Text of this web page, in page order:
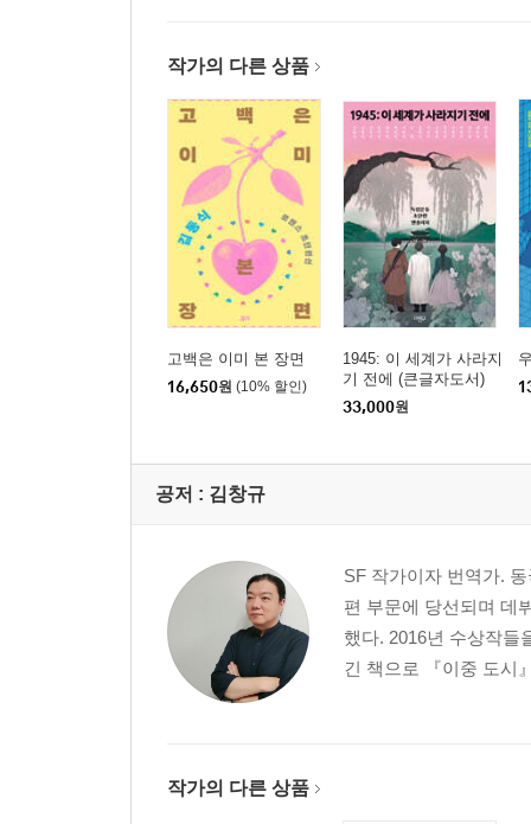
작가의 다른 상품
고백은 이미 본 장면
16,650원 (10% 할인)
1945: 이 세계가 사라지
기 전에 (큰글자도서)
33,000원
공저 : 김창규
SF 작가이자 번역가.
편 부문에 당선되며 데
했다. 2016년 수상작들
긴 책으로 『이중 도시
작가의 다른 상품